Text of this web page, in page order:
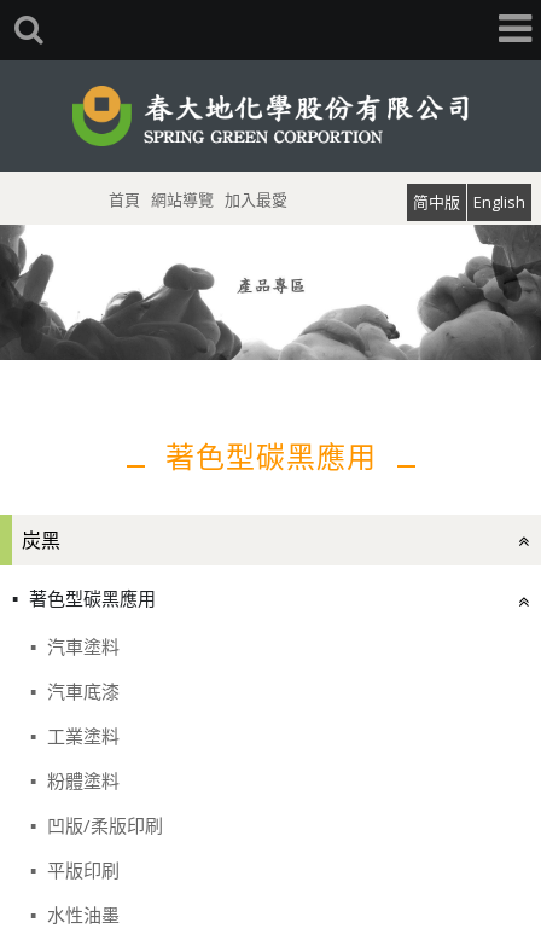
首頁 網站導覽 加入最愛 简中版 English
著色型碳黑應用
炭黑
著色型碳黑應用
汽車塗料
汽車底漆
工業塗料
粉體塗料
凹版/柔版印刷
平版印刷
水性油墨